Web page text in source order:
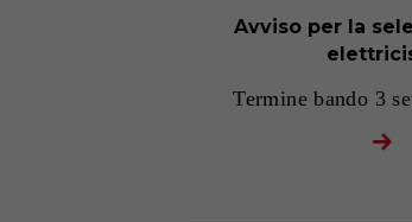
Avviso per la
Termine bando 3